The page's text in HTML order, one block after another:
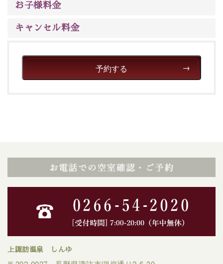
お子様料金
キャンセル料金
予約する
上諏訪温泉 しんゆ